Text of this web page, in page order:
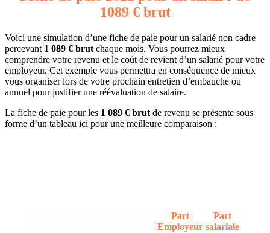
1089 € brut
Voici une simulation d’une fiche de paie pour un salarié non cadre
percevant 1 089 € brut chaque mois. Vous pourrez mieux
comprendre votre revenu et le coût de revient d’un salarié pour votre
employeur. Cet exemple vous permettra en conséquence de mieux
vous organiser lors de votre prochain entretien d’embauche ou
annuel pour justifier une réévaluation de salaire.
La fiche de paie pour les 1 089 € brut de revenu se présente sous
forme d’un tableau ici pour une meilleure comparaison :
Part
Employeur
Part
salariale